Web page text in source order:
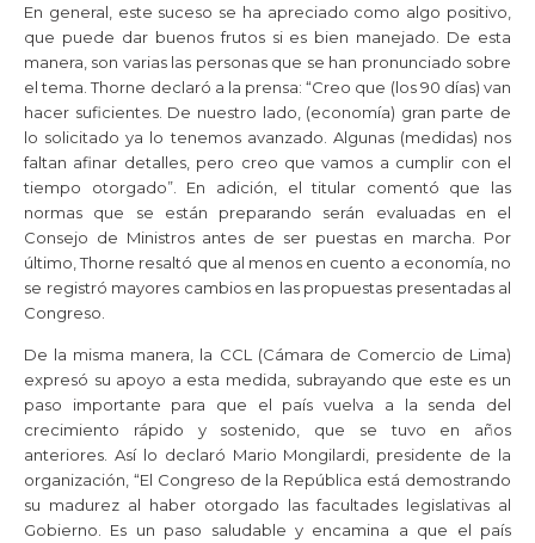
En general, este suceso se ha apreciado como algo positivo,
que puede dar buenos frutos si es bien manejado. De esta
manera, son varias las personas que se han pronunciado sobre
el tema. Thorne declaró a la prensa: “Creo que (los 90 días) van
hacer suficientes. De nuestro lado, (economía) gran parte de
lo solicitado ya lo tenemos avanzado. Algunas (medidas) nos
faltan afinar detalles, pero creo que vamos a cumplir con el
tiempo otorgado”. En adición, el titular comentó que las
normas que se están preparando serán evaluadas en el
Consejo de Ministros antes de ser puestas en marcha. Por
último, Thorne resaltó que al menos en cuento a economía, no
se registró mayores cambios en las propuestas presentadas al
Congreso.
De la misma manera, la CCL (Cámara de Comercio de Lima)
expresó su apoyo a esta medida, subrayando que este es un
paso importante para que el país vuelva a la senda del
crecimiento rápido y sostenido, que se tuvo en años
anteriores. Así lo declaró Mario Mongilardi, presidente de la
organización, “El Congreso de la República está demostrando
su madurez al haber otorgado las facultades legislativas al
Gobierno. Es un paso saludable y encamina a que el país